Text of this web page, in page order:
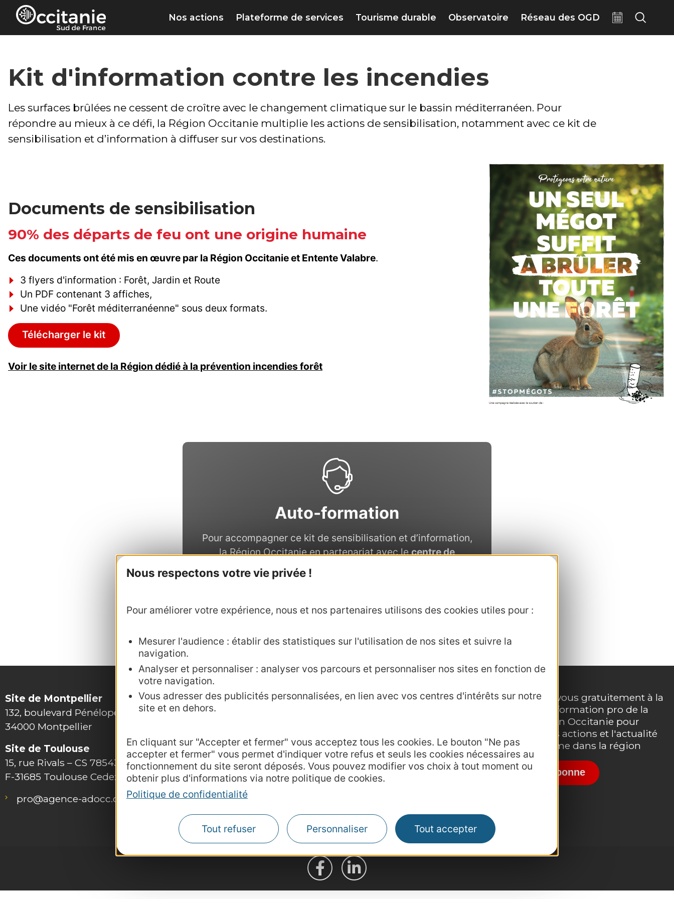
Panneau de gestion des cookies
Nous respectons votre vie privée !
Pour améliorer votre expérience, nous et nos partenaires utilisons des cookies utiles pour :
Mesurer l'audience : établir des statistiques sur l'utilisation de nos sites et suivre la
navigation.
Analyser et personnaliser : analyser vos parcours et personnaliser nos sites en fonction de
votre navigation.
Vous adresser des publicités personnalisées, en lien avec vos centres d'intérêts sur notre
site et en dehors.
En cliquant sur "Accepter et fermer" vous acceptez tous les cookies. Le bouton "Ne pas
accepter et fermer" vous permet d'indiquer votre refus et seuls les cookies nécessaires au
fonctionnement du site seront déposés. Vous pouvez modifier vos choix à tout moment ou
obtenir plus d'informations via notre politique de cookies.
Politique de confidentialité
Tout refuser Personnaliser Tout accepter
Nos actions Plateforme de services Tourisme durable Observatoire Réseau des OGD
Kit d'information contre les incendies
Les surfaces brûlées ne cessent de croître avec le changement climatique sur le bassin méditerranéen. Pour
répondre au mieux à ce défi, la Région Occitanie multiplie les actions de sensibilisation, notamment avec ce kit de
sensibilisation et d’information à diffuser sur vos destinations.
Documents de sensibilisation
90% des départs de feu ont une origine humaine
Ces documents ont été mis en œuvre par la Région Occitanie et Entente Valabre.
3 flyers d'information : Forêt, Jardin et Route
Un PDF contenant 3 affiches,
Une vidéo "Forêt méditerranéenne" sous deux formats.
Télécharger le kit
Voir le site internet de la Région dédié à la prévention incendies forêt
Auto-formation
Pour accompagner ce kit de sensibilisation et d’information,
la Région Occitanie en partenariat avec lecentre de
formation Valabre a mis en place une auto-formation,
composée de plusieurs capsules permettant d’approfondir
Tester la formation
Site de Montpellier
132, boulevard Pénélope
34000 Montpellier
Site de Toulouse
15, rue Rivals – CS 78543
F-31685 Toulouse Cedex 6
pro@agence-adocc.com
Outils de communication
Photothèque
Consultations
Agence AD'OCC
Business/Mice
Thermalisme
Grand public
Inscrivez-vous gratuitement à la
lettre d'information pro de la
destination Occitanie pour
suivre nos actions et l'actualité
du tourisme dans la région
Je m'abonne